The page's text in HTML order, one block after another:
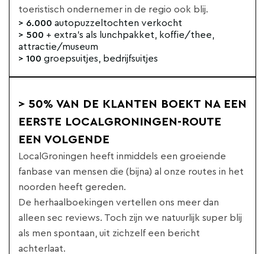
toeristisch ondernemer in de regio ook blij.
> 6.000 autopuzzeltochten verkocht
> 500 + extra's als lunchpakket, koffie/thee,
attractie/museum
> 100 groepsuitjes, bedrijfsuitjes
> 50% VAN DE KLANTEN BOEKT NA EEN
EERSTE LOCALGRONINGEN-ROUTE
EEN VOLGENDE
LocalGroningen heeft inmiddels een groeiende
fanbase van mensen die (bijna) al onze routes in het
noorden heeft gereden.
De herhaalboekingen vertellen ons meer dan
alleen sec reviews. Toch zijn we natuurlijk super blij
als men spontaan, uit zichzelf een bericht
achterlaat.